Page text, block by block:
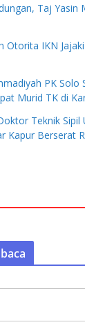
Taj Yasin
Otorita IKN
PK Solo
Murid TK di
Teknik Sipil
Kapur Berserat